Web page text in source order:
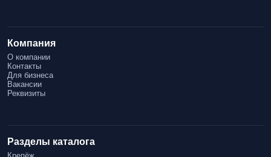
Компания
О компании
Контакты
Для бизнеса
Вакансии
Реквизиты
Разделы каталога